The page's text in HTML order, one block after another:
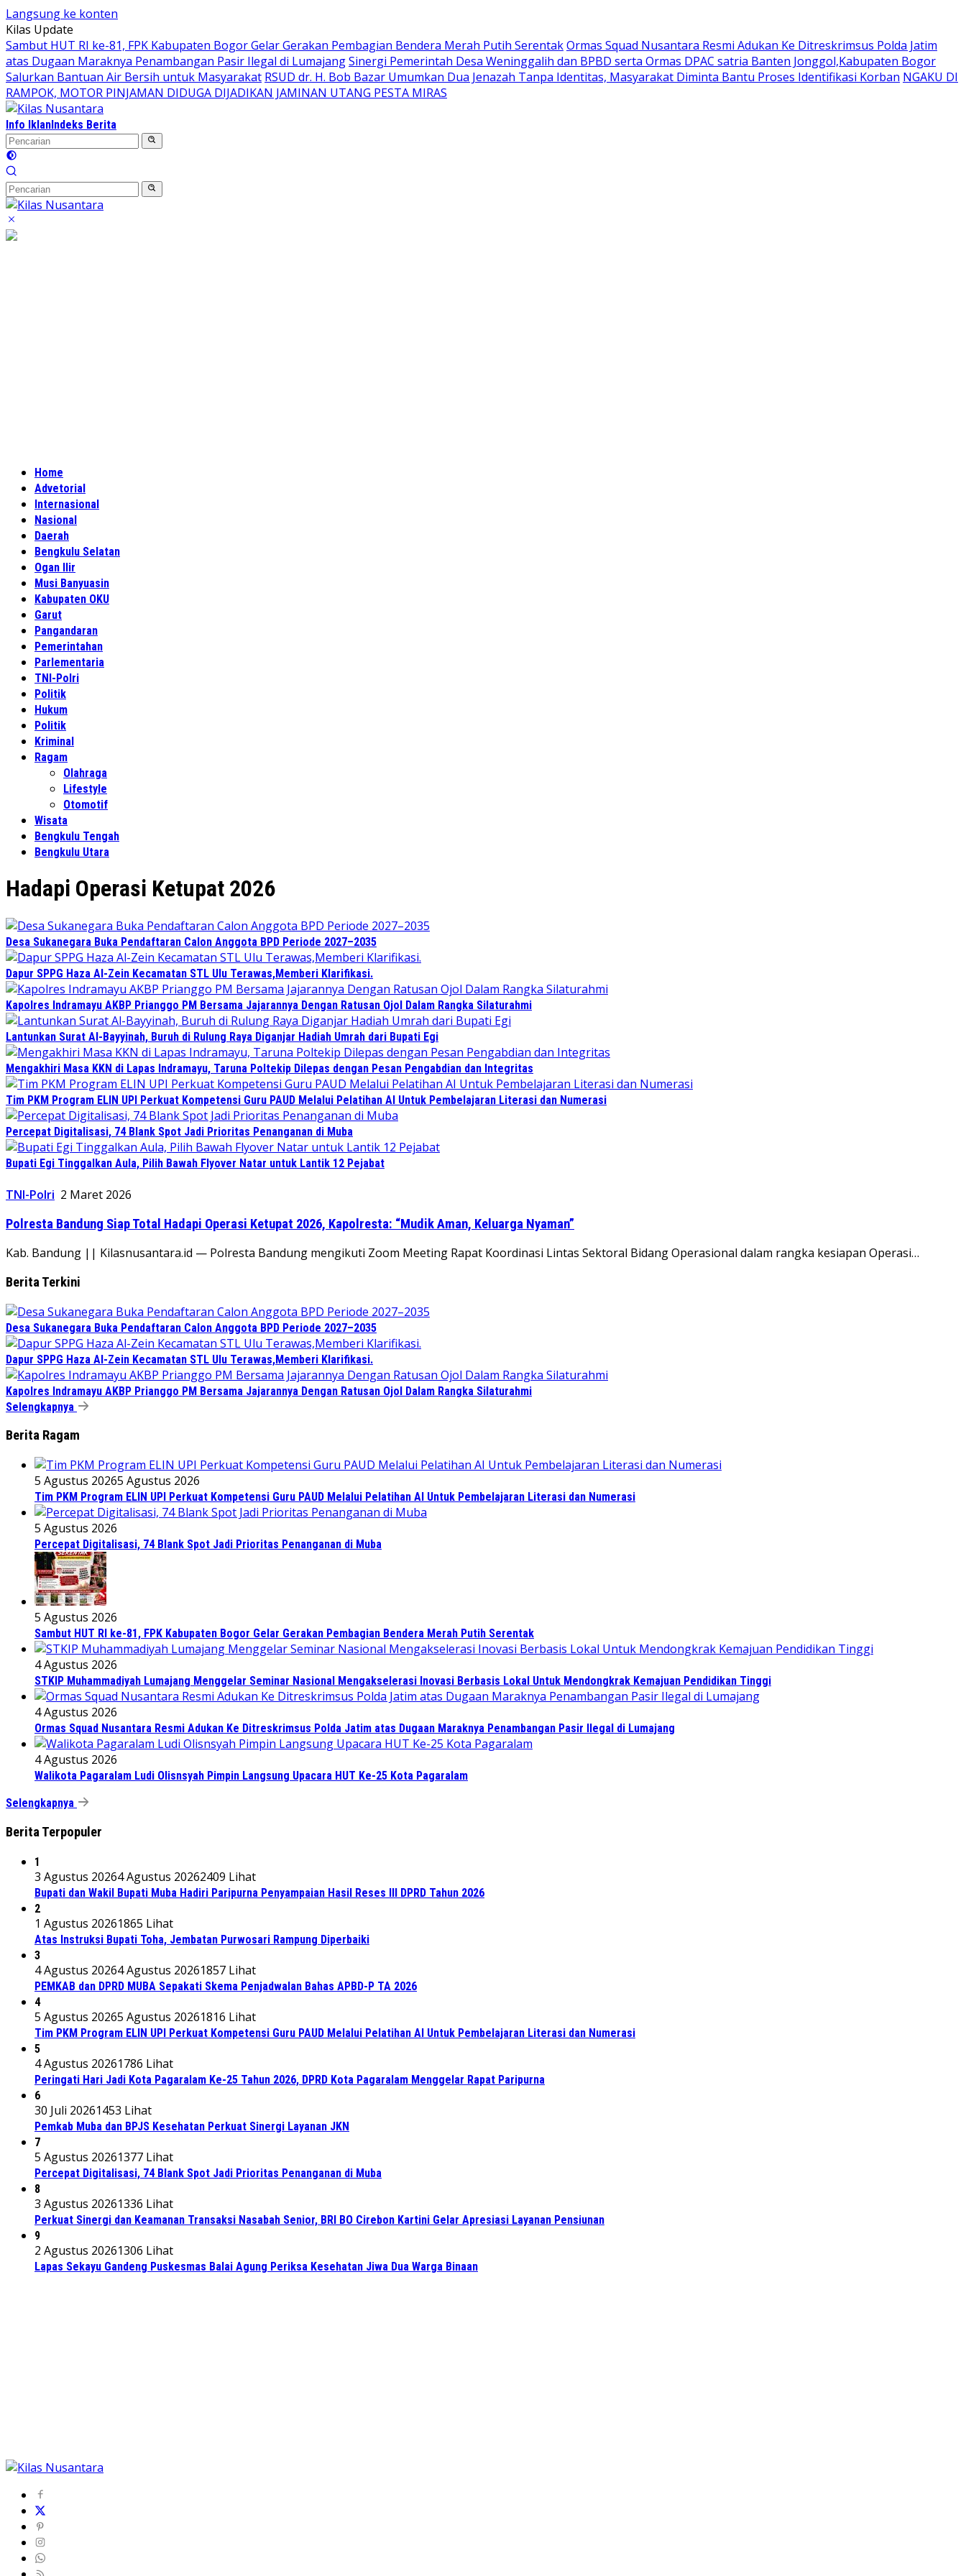
Langsung ke konten
Kilas Update
Sambut HUT RI ke-81, FPK Kabupaten Bogor Gelar Gerakan Pembagian Bendera Merah Putih SerentakOrmas Squad Nusantara Resmi Adukan Ke Ditreskrimsus Polda Jatim
atas Dugaan Maraknya Penambangan Pasir Ilegal di LumajangSinergi Pemerintah Desa Weninggalih dan BPBD serta Ormas DPAC satria Banten Jonggol,Kabupaten Bogor
Salurkan Bantuan Air Bersih untuk Masyarakat RSUD dr. H. Bob Bazar Umumkan Dua Jenazah Tanpa Identitas, Masyarakat Diminta Bantu Proses Identifikasi Korban NGAKU DI
RAMPOK, MOTOR PINJAMAN DIDUGA DIJADIKAN JAMINAN UTANG PESTA MIRAS
Info IklanIndeks Berita
Home
Advetorial
Internasional
Nasional
Daerah
Bengkulu Selatan
Ogan Ilir
Musi Banyuasin
Kabupaten OKU
Garut
Pangandaran
Pemerintahan
Parlementaria
TNI-Polri
Politik
Hukum
Politik
Kriminal
Ragam
Olahraga
Lifestyle
Otomotif
Wisata
Bengkulu Tengah
Bengkulu Utara
Hadapi Operasi Ketupat 2026
Desa Sukanegara Buka Pendaftaran Calon Anggota BPD Periode 2027–2035
Dapur SPPG Haza Al-Zein Kecamatan STL Ulu Terawas,Memberi Klarifikasi.
Kapolres Indramayu AKBP Prianggo PM Bersama Jajarannya Dengan Ratusan Ojol Dalam Rangka Silaturahmi
Lantunkan Surat Al-Bayyinah, Buruh di Rulung Raya Diganjar Hadiah Umrah dari Bupati Egi
Mengakhiri Masa KKN di Lapas Indramayu, Taruna Poltekip Dilepas dengan Pesan Pengabdian dan Integritas
Tim PKM Program ELIN UPI Perkuat Kompetensi Guru PAUD Melalui Pelatihan AI Untuk Pembelajaran Literasi dan Numerasi
Percepat Digitalisasi, 74 Blank Spot Jadi Prioritas Penanganan di Muba
Bupati Egi Tinggalkan Aula, Pilih Bawah Flyover Natar untuk Lantik 12 Pejabat
TNI-Polri 2 Maret 2026
Polresta Bandung Siap Total Hadapi Operasi Ketupat 2026, Kapolresta: “Mudik Aman, Keluarga Nyaman”
Kab. Bandung || Kilasnusantara.id — Polresta Bandung mengikuti Zoom Meeting Rapat Koordinasi Lintas Sektoral Bidang Operasional dalam rangka kesiapan Operasi…
Berita Terkini
Desa Sukanegara Buka Pendaftaran Calon Anggota BPD Periode 2027–2035
Dapur SPPG Haza Al-Zein Kecamatan STL Ulu Terawas,Memberi Klarifikasi.
Kapolres Indramayu AKBP Prianggo PM Bersama Jajarannya Dengan Ratusan Ojol Dalam Rangka Silaturahmi
Selengkapnya
Berita Ragam
5 Agustus 20265 Agustus 2026
Tim PKM Program ELIN UPI Perkuat Kompetensi Guru PAUD Melalui Pelatihan AI Untuk Pembelajaran Literasi dan Numerasi
5 Agustus 2026
Percepat Digitalisasi, 74 Blank Spot Jadi Prioritas Penanganan di Muba
5 Agustus 2026
Sambut HUT RI ke-81, FPK Kabupaten Bogor Gelar Gerakan Pembagian Bendera Merah Putih Serentak
4 Agustus 2026
STKIP Muhammadiyah Lumajang Menggelar Seminar Nasional Mengakselerasi Inovasi Berbasis Lokal Untuk Mendongkrak Kemajuan Pendidikan Tinggi
4 Agustus 2026
Ormas Squad Nusantara Resmi Adukan Ke Ditreskrimsus Polda Jatim atas Dugaan Maraknya Penambangan Pasir Ilegal di Lumajang
4 Agustus 2026
Walikota Pagaralam Ludi Olisnsyah Pimpin Langsung Upacara HUT Ke-25 Kota Pagaralam
Selengkapnya
Berita Terpopuler
1
3 Agustus 20264 Agustus 20262409 Lihat
Bupati dan Wakil Bupati Muba Hadiri Paripurna Penyampaian Hasil Reses III DPRD Tahun 2026
2
1 Agustus 20261865 Lihat
Atas Instruksi Bupati Toha, Jembatan Purwosari Rampung Diperbaiki
3
4 Agustus 20264 Agustus 20261857 Lihat
PEMKAB dan DPRD MUBA Sepakati Skema Penjadwalan Bahas APBD-P TA 2026
4
5 Agustus 20265 Agustus 20261816 Lihat
Tim PKM Program ELIN UPI Perkuat Kompetensi Guru PAUD Melalui Pelatihan AI Untuk Pembelajaran Literasi dan Numerasi
5
4 Agustus 20261786 Lihat
Peringati Hari Jadi Kota Pagaralam Ke-25 Tahun 2026, DPRD Kota Pagaralam Menggelar Rapat Paripurna
6
30 Juli 20261453 Lihat
Pemkab Muba dan BPJS Kesehatan Perkuat Sinergi Layanan JKN
7
5 Agustus 20261377 Lihat
Percepat Digitalisasi, 74 Blank Spot Jadi Prioritas Penanganan di Muba
8
3 Agustus 20261336 Lihat
Perkuat Sinergi dan Keamanan Transaksi Nasabah Senior, BRI BO Cirebon Kartini Gelar Apresiasi Layanan Pensiunan
9
2 Agustus 20261306 Lihat
Lapas Sekayu Gandeng Puskesmas Balai Agung Periksa Kesehatan Jiwa Dua Warga Binaan